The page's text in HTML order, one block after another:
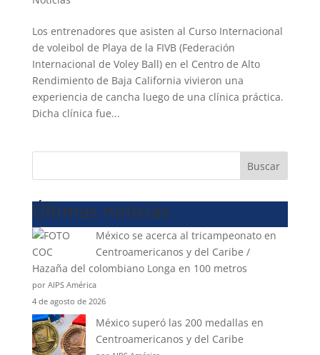
Los entrenadores que asisten al Curso Internacional
de voleibol de Playa de la FIVB (Federación
Internacional de Voley Ball) en el Centro de Alto
Rendimiento de Baja California vivieron una
experiencia de cancha luego de una clínica práctica.
Dicha clínica fue...
Buscar
Últimas noticias
México se acerca al tricampeonato en
Centroamericanos y del Caribe /
Hazaña del colombiano Longa en 100 metros
por AIPS América
4 de agosto de 2026
México superó las 200 medallas en
Centroamericanos y del Caribe